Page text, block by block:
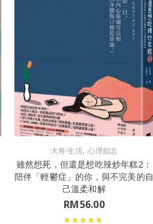
大将·生活,心理励志
雖然想死，但還是想吃辣炒年糕2：
陪伴「輕鬱症」的你，與不完美的自
己溫柔和解
RM56.00